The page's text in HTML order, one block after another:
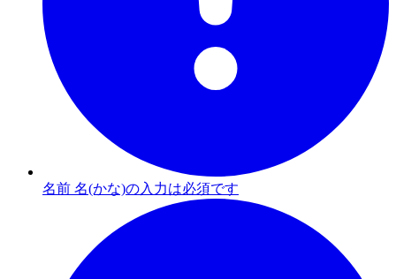
名前 名(かな)の入力は必須です